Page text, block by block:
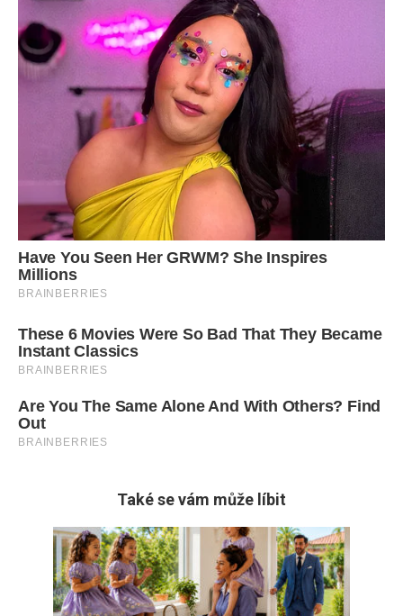
Také se vám může líbit